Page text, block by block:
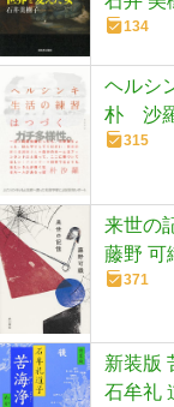
134
ヘルシ
朴 沙
315
来世の
藤野 可
371
新装版
石牟礼